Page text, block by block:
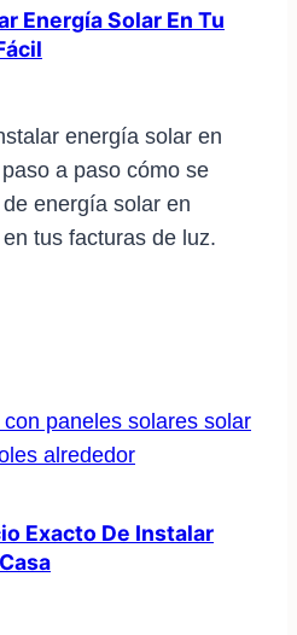
Energía Solar En Tu
energía solar en
a paso cómo se
energía solar en
tus facturas de luz.
Exacto De Instalar